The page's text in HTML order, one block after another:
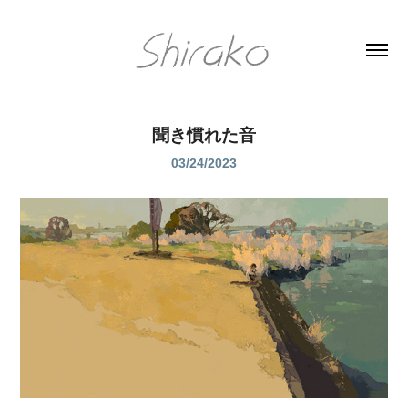
聞き慣れた音
03/24/2023